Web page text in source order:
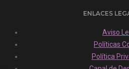
ENLACES
Aviso
Políticas
Política